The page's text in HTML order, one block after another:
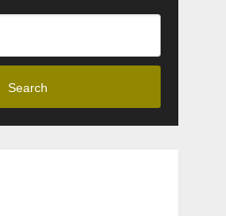
Search